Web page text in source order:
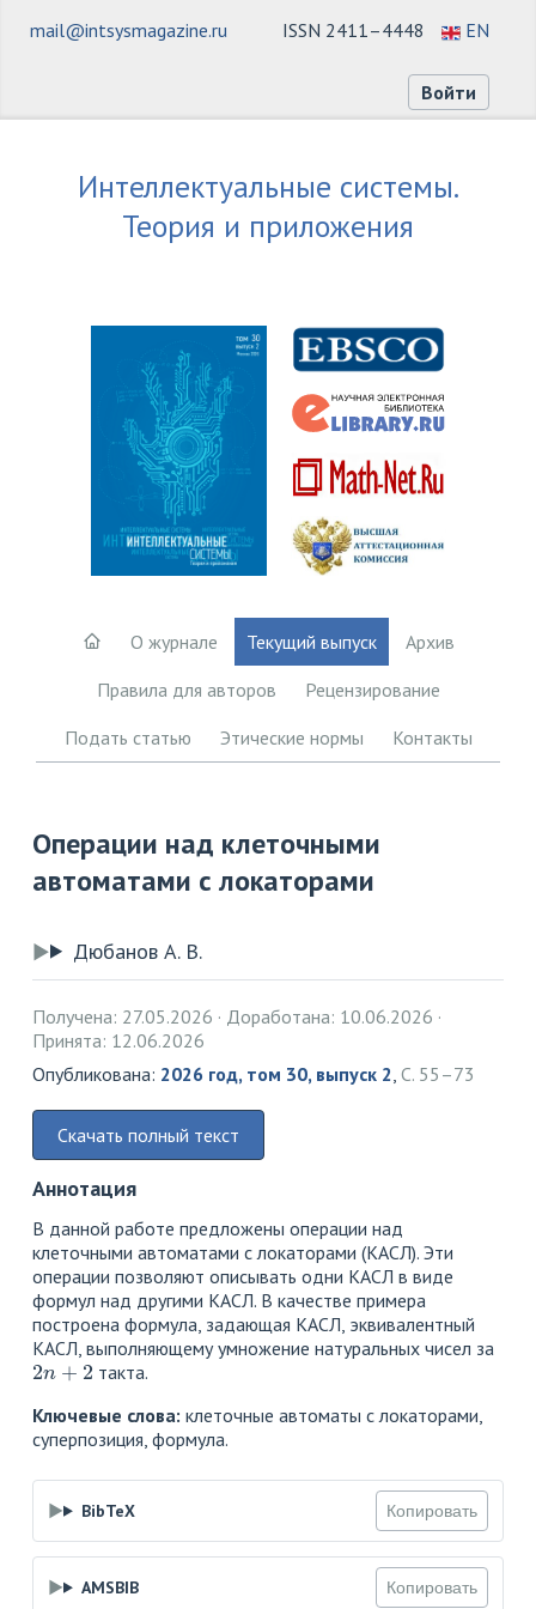
ISSN 2411–4448 EN
mail@intsysmagazine.ru
Войти
Интеллектуальные системы.
Теория и приложения
О журнале Текущий выпуск
Архив
Правила для авторов
Рецензирование
Подать статью
Этические нормы Контакты
Операции над клеточными
автоматами с локаторами
Дюбанов А. В.
Получена: 27.05.2026
Доработана: 10.06.2026
Принята: 12.06.2026
Опубликована: 2026 год, том 30, выпуск 2, С. 55–73
Скачать полный текст
Аннотация
В данной работе предложены операции над
клеточными автоматами с локаторами (КАСЛ). Эти
операции позволяют описывать одни КАСЛ в виде
формул над другими КАСЛ. В качестве примера
построена формула, задающая КАСЛ, эквивалентный
КАСЛ, выполняющему умножение натуральных чисел за
2n+2
такта.
Ключевые слова: клеточные автоматы с локаторами,
суперпозиция, формула.
BibTeX Копировать
AMSBIB Копировать